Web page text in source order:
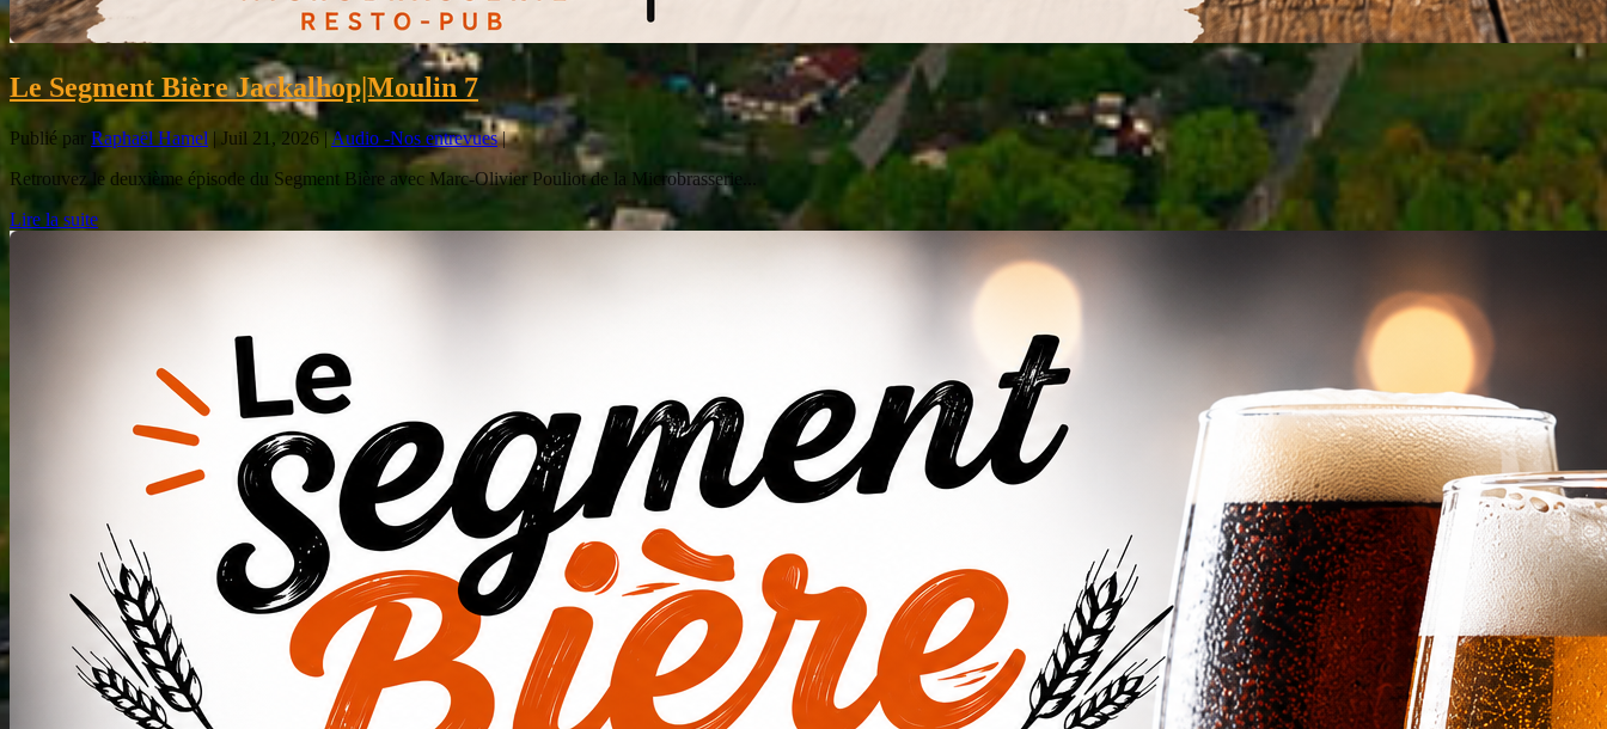
Le Segment Bière Jackalhop|Moulin 7
Publié par Raphaël Hamel | Juil 21, 2026 |Audio -Nos entrevues|
Retrouvez le deuxième épisode du Segment Bière avec Marc-Olivier Pouliot de la Microbrasserie...
Lire la suite